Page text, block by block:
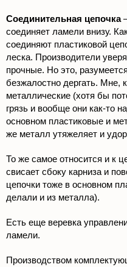
Соединительная цепочка
соединяет ламели внизу.
соединяют пластиковой
леска. Производители
прочные. Но это,
безжалостно дергать. Мне,
металлические (хотя бы
грязь и вообще они как-то
основном пластиковые и
же металл утяжеляет и
То же самое относится и к
свисает сбоку карниза и
цепочки тоже в основном
делали и из металла).
Есть еще веревка
ламели.
Производством